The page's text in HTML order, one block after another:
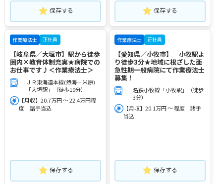
保存する 保存する
作業療法士 正社員
【岐阜県／大垣市】駅から徒歩
圏内×教育体制充実★病院での
お仕事です♪＜作業療法士＞
ＪＲ東海道本線(熱海－米原)
「大垣駅」（徒歩10分）
【月収】20.7万円 ～ 22.4万円程
度 諸手当込
保存する
作業療法士 正社員
【愛知県／小牧市】 小牧駅よ
り徒歩3分★地域に根ざした亜
急性期一般病院にて作業療法士
募集！
名鉄小牧線「小牧駅」（徒歩
3分）
【月収】20.1万円 ～ 程度 諸手
当込
保存する